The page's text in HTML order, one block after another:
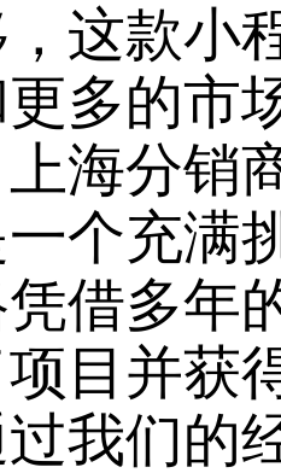
这款小
多的市
海分销
个充满
借多年
目并获
我们的